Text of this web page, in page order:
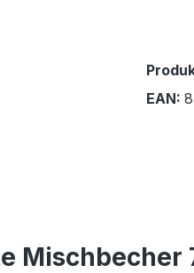
EAN:
Mischbecher